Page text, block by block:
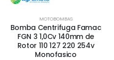
MOTOBOMBAS
Bomba Centrifuga Famac
FGN 3 1,0Cv 140mm de
Rotor 110 127 220 254v
Monofasico